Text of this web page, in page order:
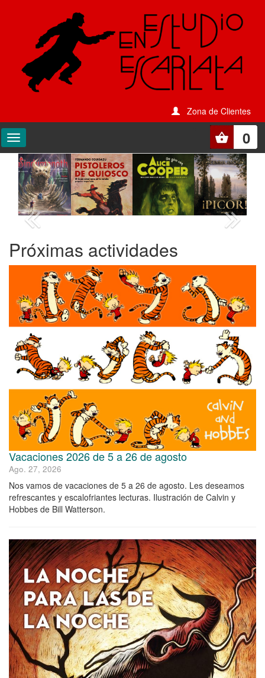
Zona de Clientes
0
Próximas actividades
Vacaciones 2026 de 5 a 26 de agosto
Ago. 27, 2026
Nos vamos de vacaciones de 5 a 26 de agosto. Les deseamos
refrescantes y escalofriantes lecturas. Ilustración de Calvin y
Hobbes de Bill Watterson.